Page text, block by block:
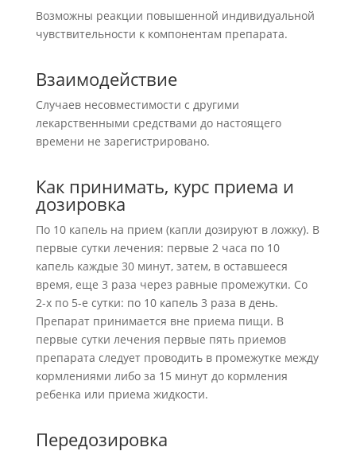
Возможны реакции повышенной индивидуальной
чувствительности к компонентам препарата.
Взаимодействие
Случаев несовместимости с другими
лекарственными средствами до настоящего
времени не зарегистрировано.
Как принимать, курс приема и
дозировка
По 10 капель на прием (капли дозируют в ложку). В
первые сутки лечения: первые 2 часа по 10
капель каждые 30 минут, затем, в оставшееся
время, еще 3 раза через равные промежутки. Со
2-х по 5-е сутки: по 10 капель 3 раза в день.
Препарат принимается вне приема пищи. В
первые сутки лечения первые пять приемов
препарата следует проводить в промежутке между
кормлениями либо за 15 минут до кормления
ребенка или приема жидкости.
Передозировка